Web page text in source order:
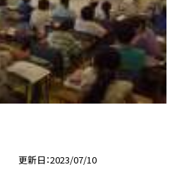
更新日 2023/07/10